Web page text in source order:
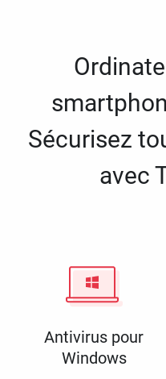
Sécurisez
avec
Antivirus pour
Windows